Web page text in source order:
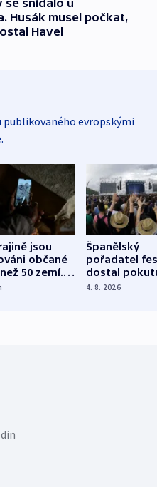
Husák musel počkat,
Havel
publikovaného evropskými
jsou
občané
50 zemí.
na straně
Španělský
pořadatel
dostal
nekalé
4. 8. 2026